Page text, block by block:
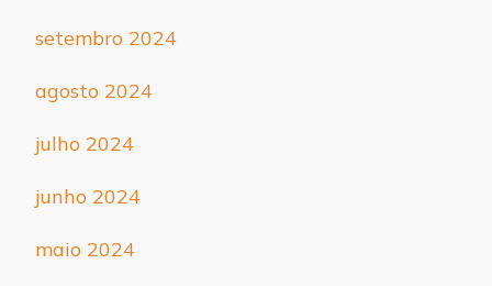
setembro 2024
agosto 2024
julho 2024
junho 2024
maio 2024